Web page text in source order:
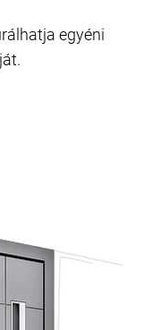
egyéni